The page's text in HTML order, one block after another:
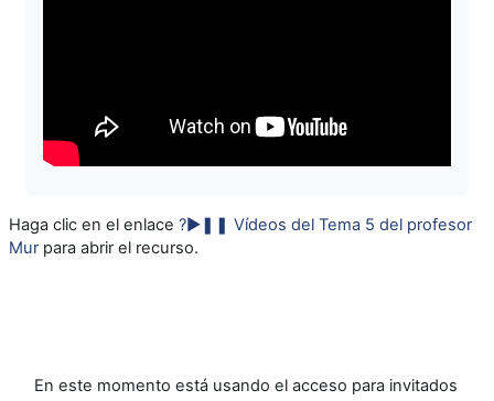
Haga clic en el enlace ?►❚❚ Vídeos del Tema 5 del profesor
Murpara abrir el recurso.
En este momento está usando el acceso para invitados